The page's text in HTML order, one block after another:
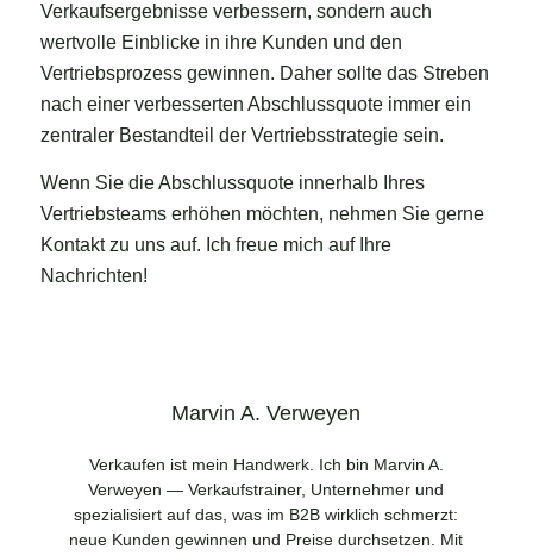
Verkaufsergebnisse verbessern, sondern auch
wertvolle Einblicke in ihre Kunden und den
Vertriebsprozess gewinnen. Daher sollte das Streben
nach einer verbesserten Abschlussquote immer ein
zentraler Bestandteil der Vertriebsstrategie sein.
Wenn Sie die Abschlussquote innerhalb Ihres
Vertriebsteams erhöhen möchten, nehmen Sie gerne
Kontakt zu uns auf. Ich freue mich auf Ihre
Nachrichten!
Marvin A. Verweyen
Verkaufen ist mein Handwerk. Ich bin Marvin A.
Verweyen — Verkaufstrainer, Unternehmer und
spezialisiert auf das, was im B2B wirklich schmerzt:
neue Kunden gewinnen und Preise durchsetzen. Mit